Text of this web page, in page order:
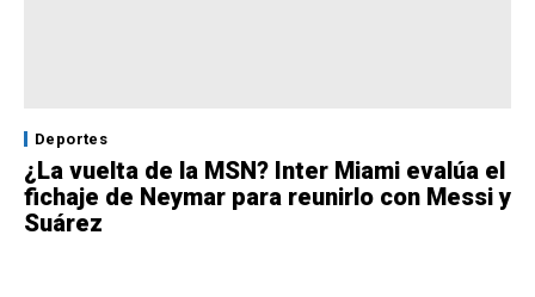
Deportes
¿La vuelta de la MSN? Inter Miami evalúa el
fichaje de Neymar para reunirlo con Messi y
Suárez